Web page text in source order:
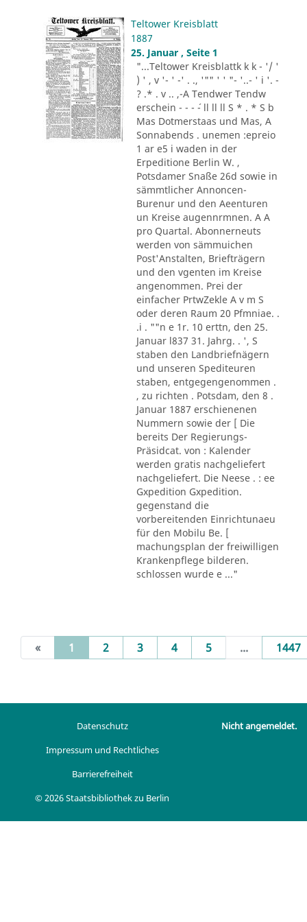
Teltower Kreisblatt
1887
25. Januar , Seite 1
"...Teltower Kreisblattk k k - '/ '
) ' , v '- ' -' . ., '"" ' ' "- '..- ' i '. -
? .* . v .. ,-A Tendwer Tendw
erschein - - - ´- ll ll ll S * . * S b
Mas Dotmerstaas und Mas, A
Sonnabends . unemen :epreio
1 ar e5 i waden in der
Erpeditione Berlin W. ,
Potsdamer Snaße 26d sowie in
sämmtlicher Annoncen-
Burenur und den Aeenturen
un Kreise augennrmnen. A A
pro Quartal. Abonnerneuts
werden von sämmuichen
Post'Anstalten, Briefträgern
und den vgenten im Kreise
angenommen. Prei der
einfacher PrtwZekle A v m S
oder deren Raum 20 Pfmniae. .
.i . ""n e 1r. 10 erttn, den 25.
Januar l837 31. Jahrg. . ', S
staben den Landbriefnägern
und unseren Spediteuren
staben, entgegengenommen .
, zu richten . Potsdam, den 8 .
Januar 1887 erschienenen
Nummern sowie der [ Die
bereits Der Regierungs-
Präsidcat. von : Kalender
werden gratis nachgeliefert
nachgeliefert. Die Neese . : ee
Gxpedition Gxpedition.
gegenstand die
vorbereitenden Einrichtunaeu
für den Mobilu Be. [
machungsplan der freiwilligen
Krankenpflege bilderen.
schlossen wurde e ..."
« 1 (current)
2 3 4 5 ... 1447
Datenschutz
Impressum und Rechtliches
Barrierefreiheit
© 2026 Staatsbibliothek zu Berlin
Nicht angemeldet.